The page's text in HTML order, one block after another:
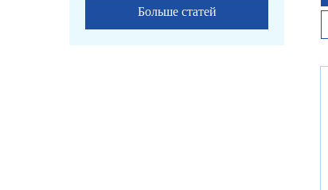
Больше статей